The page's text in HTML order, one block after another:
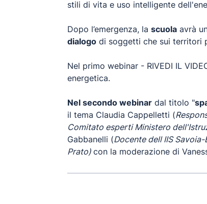
stili di vita e uso intelligente
Dopo l’emergenza, la scuola avrà
dialogo di soggetti che sui territori
Nel primo webinar - RIVEDI IL
energetica.
Nel secondo webinar dal titolo "
il tema Claudia Cappelletti (
Comitato esperti Ministero
Gabbanelli (Docente dell IIS
Prato) con la moderazione di